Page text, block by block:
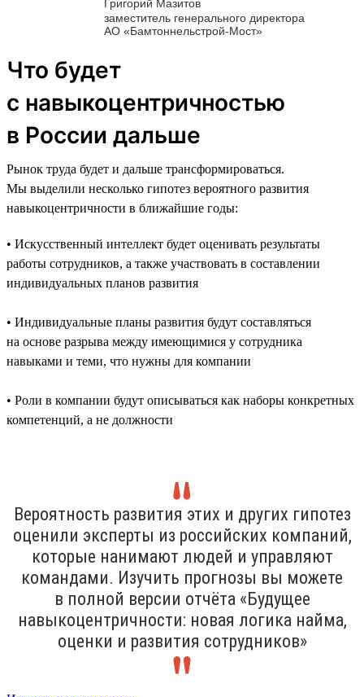
Григорий Мазитов
заместитель генерального директора
АО «Бамтоннельстрой-Мост»
Что будет
с навыкоцентричностью
в России дальше
Рынок труда будет и дальше трансформироваться.
Мы выделили несколько гипотез вероятного развития
навыкоцентричности в ближайшие годы:
• Искусственный интеллект будет оценивать результаты
работы сотрудников, а также участвовать в составлении
индивидуальных планов развития
• Индивидуальные планы развития будут составляться
на основе разрыва между имеющимися у сотрудника
навыками и теми, что нужны для компании
• Роли в компании будут описываться как наборы конкретных
компетенций, а не должности
Вероятность развития этих и других гипотез
оценили эксперты из российских компаний,
которые нанимают людей и управляют
командами. Изучить прогнозы вы можете
в полной версии отчёта «Будущее
навыкоцентричности: новая логика найма,
оценки и развития сотрудников»